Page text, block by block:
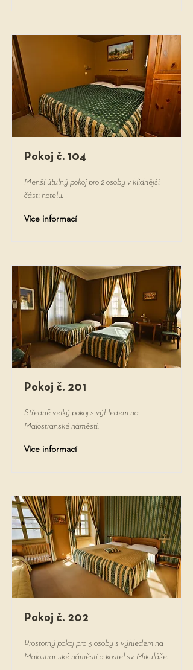
Pokoj č. 104
Menší útulný pokoj pro 2 osoby v klidnější
části hotelu.
Více informací
Pokoj č. 201
Středně velký pokoj s výhledem na
Malostranské náměstí.
Více informací
Pokoj č. 202
Prostorný pokoj pro 3 osoby s výhledem na
Malostranské náměstí a kostel sv. Mikuláše.